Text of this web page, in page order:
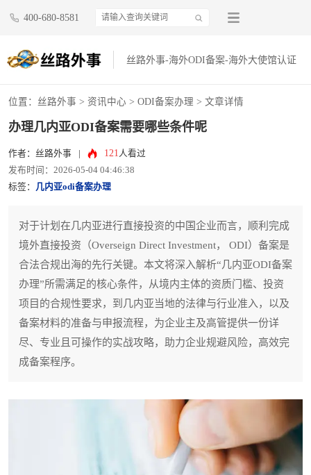
400-680-8581
丝路外事-海外ODI备案-海外大使馆认证
位置： 丝路外事 > 资讯中心 > ODI备案办理 > 文章详情
办理几内亚ODI备案需要哪些条件呢
作者：丝路外事 121人看过
发布时间：2026-05-04 04:46:38
标签： 几内亚odi备案办理
对于计划在几内亚进行直接投资的中国企业而言，顺利完成
境外直接投资（Overseign Direct Investment， ODI）备案是
合法合规出海的先行关键。本文将深入解析“几内亚ODI备案
办理”所需满足的核心条件，从境内主体的资质门槛、投资
项目的合规性要求，到几内亚当地的法律与行业准入，以及
备案材料的准备与申报流程，为企业主及高管提供一份详
尽、专业且可操作的实战攻略，助力企业规避风险，高效完
成备案程序。